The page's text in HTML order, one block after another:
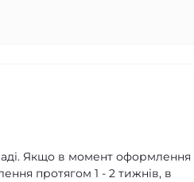
Якщо в момент оформлення
протягом 1 - 2 тижнів, в